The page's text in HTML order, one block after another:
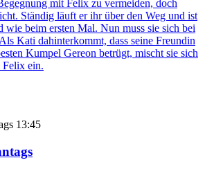
mit Felix zu vermeiden, doch
Ständig läuft er ihr über den Weg und ist
wie beim ersten Mal. Nun muss sie sich bei
Kati dahinterkommt, dass seine Freundin
Kumpel Gereon betrügt, mischt sie sich
Felix ein.
13:45